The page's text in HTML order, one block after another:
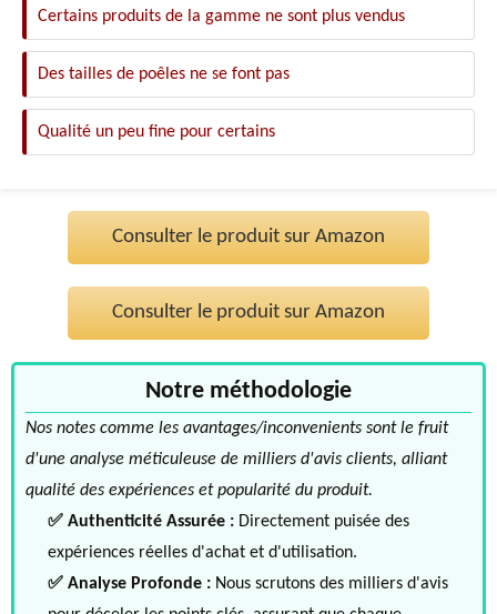
Certains produits de la gamme ne sont plus vendus
Des tailles de poêles ne se font pas
Qualité un peu fine pour certains
Consulter le produit sur Amazon
Consulter le produit sur Amazon
Notre méthodologie
Nos notes comme les avantages/inconvenients sont le fruit
d'une analyse méticuleuse de milliers d'avis clients, alliant
qualité des expériences et popularité du produit.
✅ Authenticité Assurée : Directement puisée des
expériences réelles d'achat et d'utilisation.
✅ Analyse Profonde : Nous scrutons des milliers d'avis